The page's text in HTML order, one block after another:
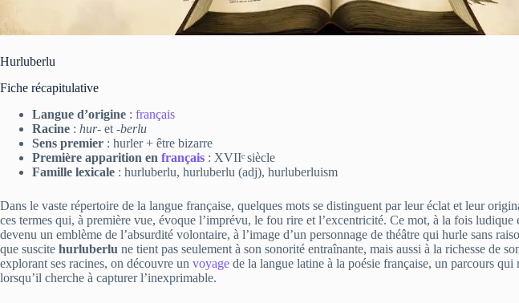
Hurluberlu
Fiche récapitulative
Langue d’origine : français
Racine : hur- et -berlu
Sens premier : hurler + être bizarre
Première apparition en français : XVIIᵉ siècle
Famille lexicale : hurluberlu, hurluberlu (adj), hurluberluism
Dans le vaste répertoire de la langue française, quelques mots se distinguent par leur éclat et leur
ces termes qui, à première vue, évoque l’imprévu, le fou rire et l’excentricité. Ce mot, à la fois ludique
devenu un emblème de l’absurdité volontaire, à l’image d’un personnage de théâtre qui hurle sans
que suscite hurluberlu ne tient pas seulement à son sonorité entraînante, mais aussi à la richesse de
explorant ses racines, on découvre un voyage de la langue latine à la poésie française, un parcours
lorsqu’il cherche à capturer l’inexprimable.